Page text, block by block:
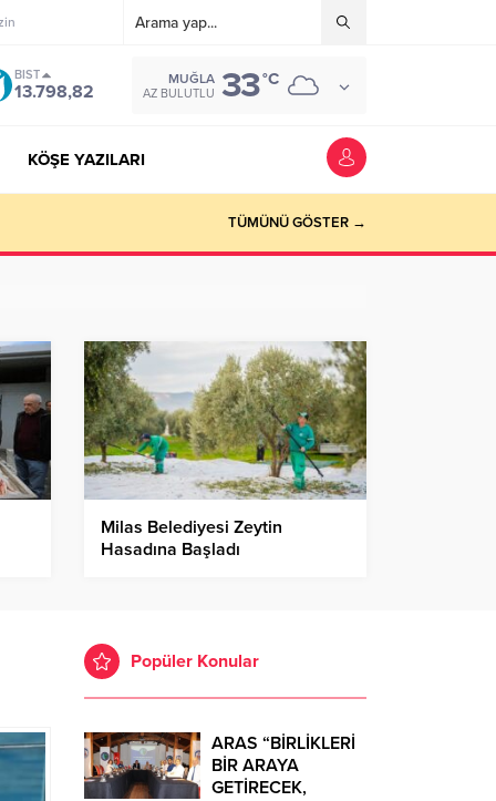
BIST
13.798,82
MUĞLA
AZ BULUTLU 33°C
KÖŞE YAZILARI
TÜMÜNÜ GÖSTER →
Milas Belediyesi Zeytin
Hasadına Başladı
Popüler Konular
ARAS “BİRLİKLERİ
BİR ARAYA
GETİRECEK,